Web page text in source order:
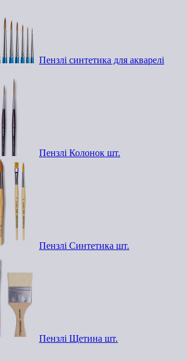
Пензлі синтетика для акварелі
Пензлі Колонок шт.
Пензлі Синтетика шт.
Пензлі Щетина шт.